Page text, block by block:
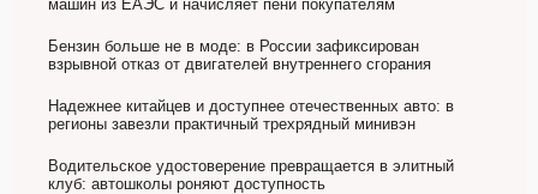
машин из ЕАЭС и начисляет пени покупателям
Бензин больше не в моде: в России зафиксирован
взрывной отказ от двигателей внутреннего сгорания
Надежнее китайцев и доступнее отечественных авто: в
регионы завезли практичный трехрядный минивэн
Водительское удостоверение превращается в элитный
клуб: автошколы роняют доступность